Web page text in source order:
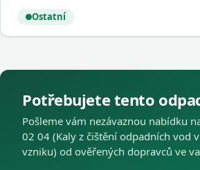
Ostatní
Potřebujete tento
Pošleme vám nezávaznou nabídku
02 04 (Kaly z čištění odpadních vod
vzniku) od ověřených dopravců ve